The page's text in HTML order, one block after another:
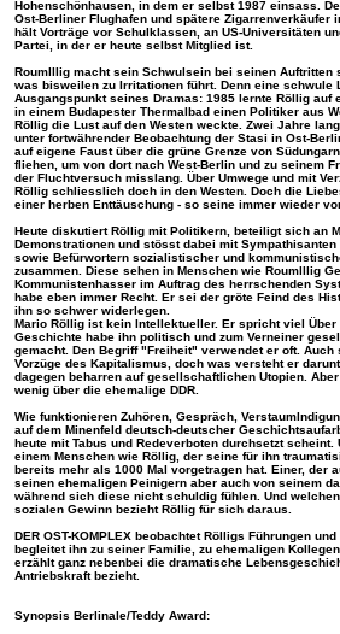
Hohenschönhausen, in dem er selbst 1987 einsass.
Ost-Berliner Flughafen und spätere Zigarrenverkäufer
hält Vorträge vor Schulklassen, an US-Universitäten
Partei, in der er heute selbst Mitglied ist.
Roumlllig macht sein Schwulsein bei seinen Auftritten
was bisweilen zu Irritationen führt. Denn eine schwule
Ausgangspunkt seines Dramas: 1985 lernte Röllig auf
in einem Budapester Thermalbad einen Politiker aus
Röllig die Lust auf den Westen weckte. Zwei Jahre
unter fortwährender Beobachtung der Stasi in Ost-
auf eigene Faust über die grüne Grenze von
fliehen, um von dort nach West-Berlin und zu seinem
der Fluchtversuch misslang. Über Umwege und mit
Röllig schliesslich doch in den Westen. Doch die
einer herben Enttäuschung - so seine immer wieder
Heute diskutiert Röllig mit Politikern, beteiligt sich an
Demonstrationen und stösst dabei mit Sympathisanten
sowie Befürwortern sozialistischer und
zusammen. Diese sehen in Menschen wie Roumlllig
Kommunistenhasser im Auftrag des herrschenden
habe eben immer Recht. Er sei der gröte Feind des
ihn so schwer widerlegen.
Mario Röllig ist kein Intellektueller. Er spricht viel Über
Geschichte habe ihn politisch und zum Verneiner
gemacht. Den Begriff "Freiheit" verwendet er oft.
Vorzüge des Kapitalismus, doch was versteht er
dagegen beharren auf gesellschaftlichen Utopien.
wenig über die ehemalige DDR.
Wie funktionieren Zuhören, Gespräch,
auf dem Minenfeld deutsch-deutscher
heute mit Tabus und Redeverboten durchsetzt scheint.
einem Menschen wie Röllig, der seine für ihn
bereits mehr als 1000 Mal vorgetragen hat. Einer, der
seinen ehemaligen Peinigern aber auch von seinem
während sich diese nicht schuldig fühlen. Und
sozialen Gewinn bezieht Röllig für sich daraus.
DER OST-KOMPLEX beobachtet Rölligs Führungen
begleitet ihn zu seiner Familie, zu ehemaligen
erzählt ganz nebenbei die dramatische
Antriebskraft bezieht.
Synopsis Berlinale/Teddy Award: